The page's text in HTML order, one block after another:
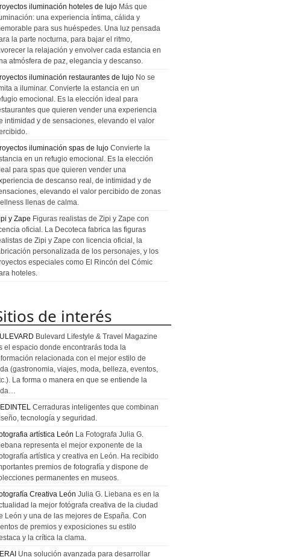
iluminación hoteles de lujo Más que
una experiencia íntima, cálida y
para sus huéspedes. Una luz pensada
la parte nocturna, para bajar el ritmo,
la relajación y envolver cada estancia en
atmósfera de paz, elegancia y descanso.
iluminación restaurantes de lujo No se
a iluminar. Convierte la estancia en un
emocional. Es la elección ideal para
que quieren vender una experiencia
intimidad y de sensaciones, elevando el valor
iluminación spas de lujo Convierte la
en un refugio emocional. Es la elección
para spas que quieren vender una
de descanso real, de intimidad y de
elevando el valor percibido de zonas
llenas de calma.
y Zape Figuras realistas de Zipi y Zape con
oficial. La Decoteca fabrica las figuras
de Zipi y Zape con licencia oficial, la
personalizada de los personajes, y los
especiales como El Rincón del Cómic
hoteles.
de interés
Bulevard Lifestyle & Travel Magazine
el espacio donde encontrarás toda la
relacionada con el mejor estilo de
(gastronomia, viajes, moda, belleza, eventos,
La forma o manera en que se entiende la
Cerraduras inteligentes que combinan
tecnología y seguridad.
artística León La Fotografa Julia G.
representa el mejor exponente de la
artística y creativa en León. Ha recibido
premios de fotografía y dispone de
permanentes en museos.
Creativa León Julia G. Liebana es en la
la mejor fotógrafa creativa de la ciudad
León y una de las mejores de España. Con
de premios y exposiciones su estilo
y la crítica la clama.
Una solución avanzada para desarrollar